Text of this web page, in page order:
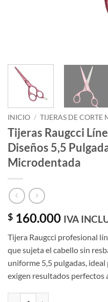
INICIO / TIJERAS DE CORTE
Tijeras Raugcci
Diseños 5,5
Microdentada
$ 160.000 IVA
Tijera Raugcci profesional
que sujeta el cabello sin
uniforme 5,5 pulgadas,
exigen resultados perfectos